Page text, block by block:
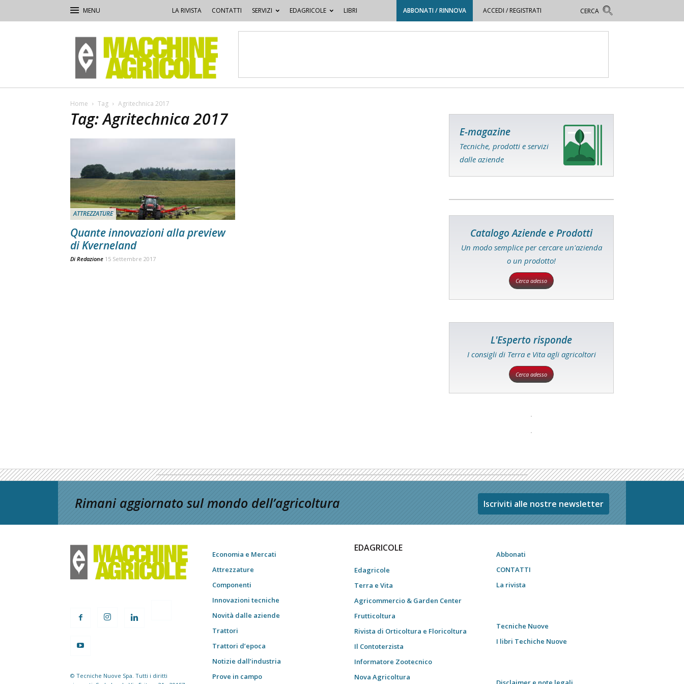
LA RIVISTA CONTATTI SERVIZI EDAGRICOLE LIBRI ABBONATI / RINNOVA ACCEDI / REGISTRATI
Macchine
Agricole
Home Tag Agritechnica 2017
Tag: Agritechnica 2017
ATTREZZATURE
Quante innovazioni alla preview
di Kverneland
Di Redazione 15 Settembre 2017
E-magazine
Tecniche, prodotti e servizi
dalle aziende
Catalogo Aziende e Prodotti
Un modo semplice per cercare un'azienda
o un prodotto!
Cerca adesso
L'Esperto risponde
I consigli di Terra e Vita agli agricoltori
Cerca adesso
Rimani aggiornato sul mondo dell’agricoltura Iscriviti alle nostre newsletter
© Tecniche Nuove Spa. Tutti i diritti
Economia e Mercati
Attrezzature
Componenti
Innovazioni tecniche
Novità dalle aziende
Trattori
Trattori d’epoca
Notizie dall’industria
Prove in campo
EDAGRICOLE
Edagricole
Terra e Vita
Agricommercio & Garden Center
Frutticoltura
Rivista di Orticoltura e Floricoltura
Il Contoterzista
Informatore Zootecnico
Nova Agricoltura
Abbonati
CONTATTI
La rivista
Tecniche Nuove
I libri Techiche Nuove